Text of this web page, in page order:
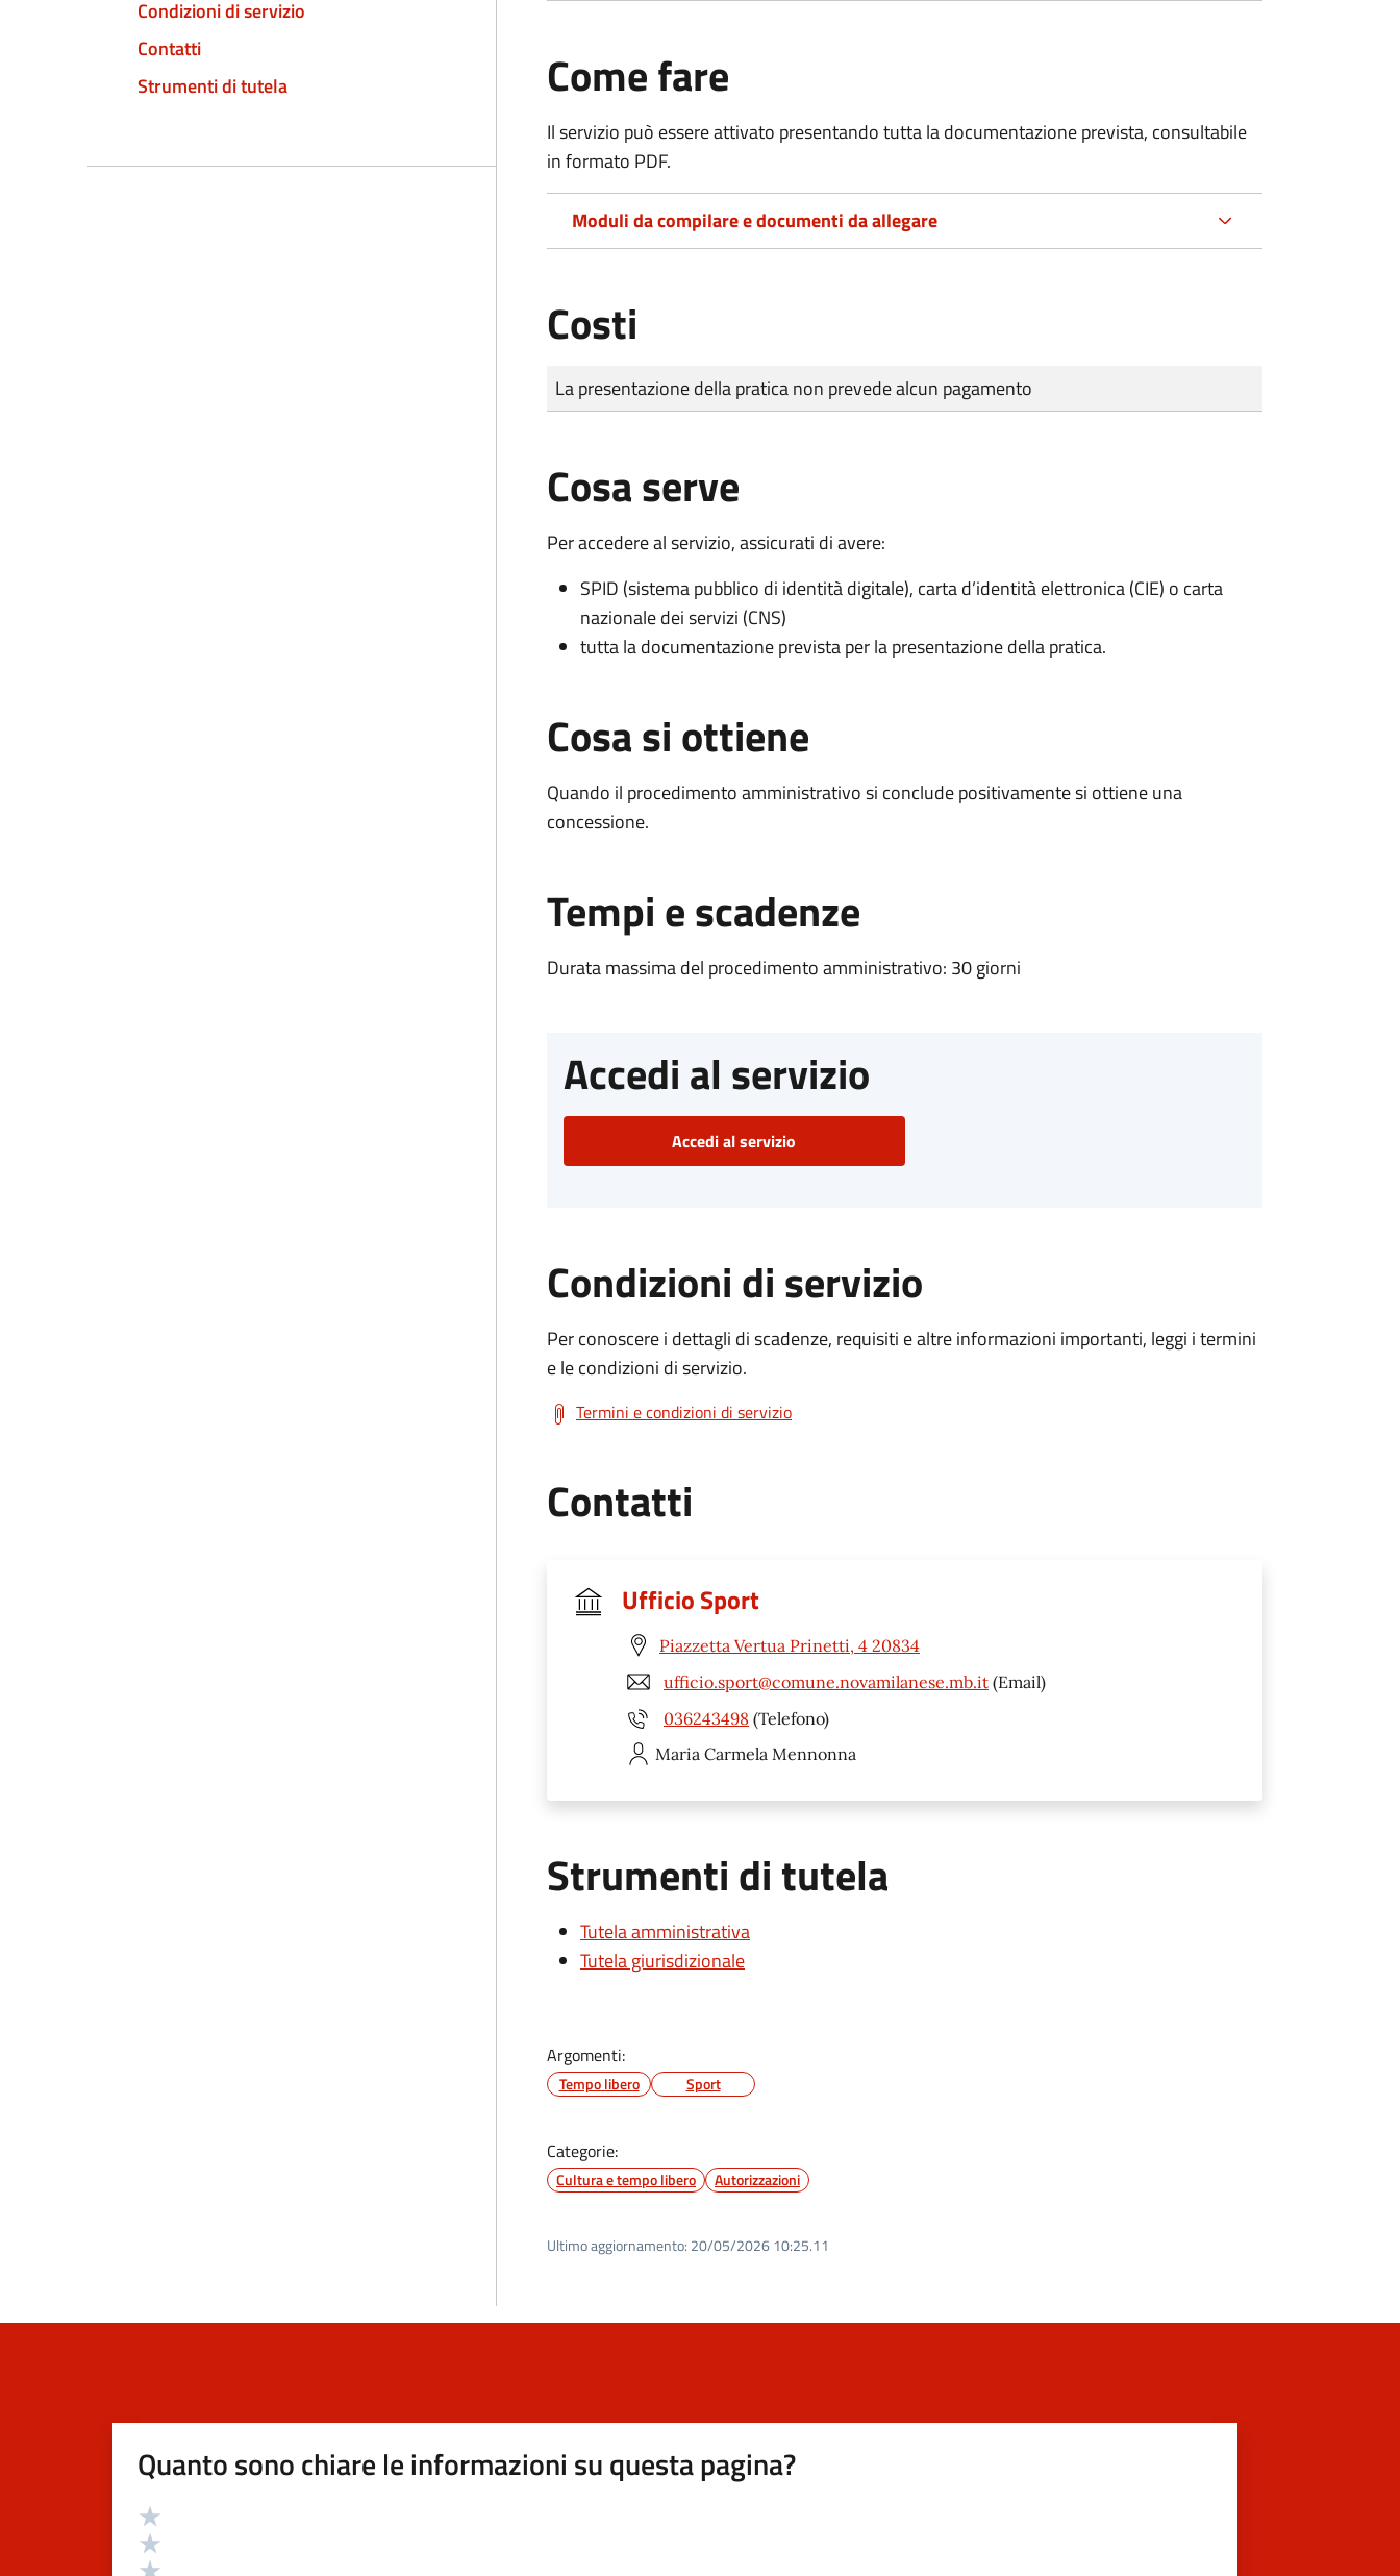
Condizioni di servizio
Contatti
Strumenti di tutela
Come fare
Il servizio può essere attivato presentando tutta la documentazione prevista, consultabile
in formato PDF.
Moduli da compilare e documenti da allegare
Costi
Tipo di pagamento
Importo
La presentazione della pratica non prevede alcun pagamento
Cosa serve
Per accedere al servizio, assicurati di avere:
SPID (sistema pubblico di identità digitale), carta d’identità elettronica (CIE) o carta
nazionale dei servizi (CNS)
tutta la documentazione prevista per la presentazione della pratica.
Cosa si ottiene
Quando il procedimento amministrativo si conclude positivamente si ottiene una
concessione.
Tempi e scadenze
Durata massima del procedimento amministrativo: 30 giorni
Accedi al servizio
Accedi al servizio
Condizioni di servizio
Per conoscere i dettagli di scadenze, requisiti e altre informazioni importanti, leggi i termini
e le condizioni di servizio.
Termini e condizioni di servizio
Contatti
Ufficio Sport
Piazzetta Vertua Prinetti, 4 20834
ufficio.sport@comune.novamilanese.mb.it (Email)
036243498 (Telefono)
Maria Carmela Mennonna
Strumenti di tutela
Tutela amministrativa
Tutela giurisdizionale
Argomenti:
Tempo libero Sport
Categorie:
Cultura e tempo libero Autorizzazioni
Ultimo aggiornamento: 20/05/2026 10:25.11
Quanto sono chiare le informazioni su questa pagina?
Valutazione